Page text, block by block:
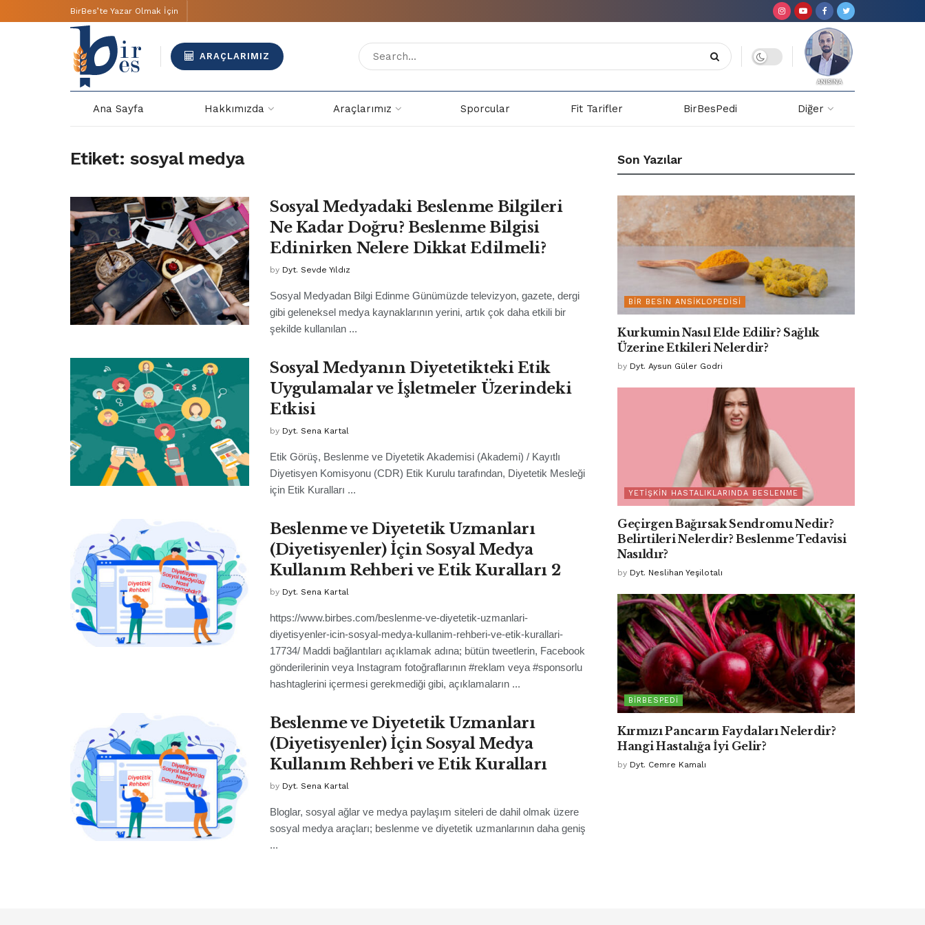
BirBes’te Yazar Olmak İçin
ARAÇLARIMIZ
Ana Sayfa Hakkımızda Araçlarımız Sporcular Fit Tarifler BirBesPedi Diğer
Etiket: sosyal medya
Sosyal Medyadaki Beslenme Bilgileri
Ne Kadar Doğru? Beslenme Bilgisi
Edinirken Nelere Dikkat Edilmeli?
by Dyt. Sevde Yıldız
Sosyal Medyadan Bilgi Edinme Günümüzde televizyon, gazete, dergi
gibi geleneksel medya kaynaklarının yerini, artık çok daha etkili bir
şekilde kullanılan ...
Sosyal Medyanın Diyetetikteki Etik
Uygulamalar ve İşletmeler Üzerindeki
Etkisi
by Dyt. Sena Kartal
Etik Görüş, Beslenme ve Diyetetik Akademisi (Akademi) / Kayıtlı
Diyetisyen Komisyonu (CDR) Etik Kurulu tarafından, Diyetetik Mesleği
için Etik Kuralları ...
Beslenme ve Diyetetik Uzmanları
(Diyetisyenler) İçin Sosyal Medya
Kullanım Rehberi ve Etik Kuralları 2
by Dyt. Sena Kartal
https://www.birbes.com/beslenme-ve-diyetetik-uzmanlari-
diyetisyenler-icin-sosyal-medya-kullanim-rehberi-ve-etik-kurallari-
17734/ Maddi bağlantıları açıklamak adına; bütün tweetlerin, Facebook
gönderilerinin veya Instagram fotoğraflarının #reklam veya #sponsorlu
hashtaglerini içermesi gerekmediği gibi, açıklamaların ...
Beslenme ve Diyetetik Uzmanları
(Diyetisyenler) İçin Sosyal Medya
Kullanım Rehberi ve Etik Kuralları
by Dyt. Sena Kartal
Bloglar, sosyal ağlar ve medya paylaşım siteleri de dahil olmak üzere
sosyal medya araçları; beslenme ve diyetetik uzmanlarının daha geniş
...
Son Yazılar
BIR BESIN ANSIKLOPEDISI
Kurkumin Nasıl Elde Edilir? Sağlık
Üzerine Etkileri Nelerdir?
by Dyt. Aysun Güler Godri
YETIŞKIN HASTALIKLARINDA BESLENME
Geçirgen Bağırsak Sendromu Nedir?
Belirtileri Nelerdir? Beslenme Tedavisi
Nasıldır?
by Dyt. Neslihan Yeşilotalı
BIRBESPEDI
Kırmızı Pancarın Faydaları Nelerdir?
Hangi Hastalığa İyi Gelir?
by Dyt. Cemre Kamalı